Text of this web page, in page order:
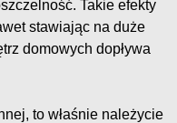
Takie efekty
stawiając na duże
domowych dopływa
to właśnie należycie